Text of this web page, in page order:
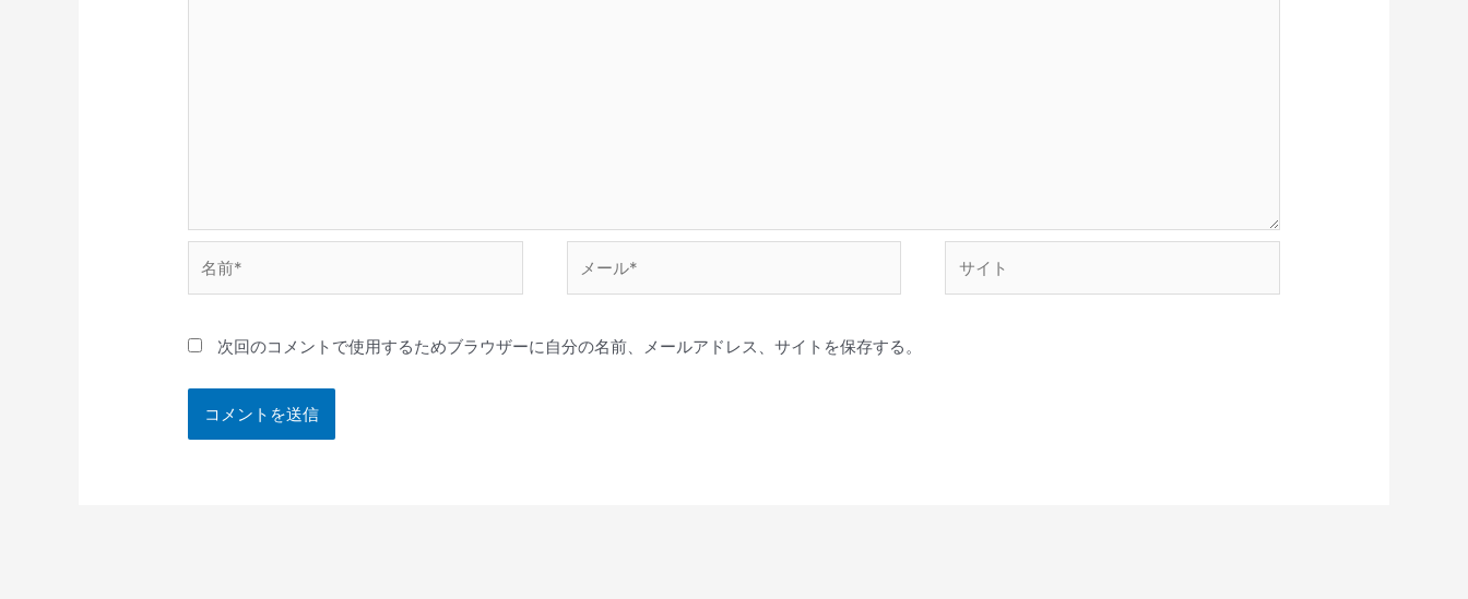
前
ー
次回のコメントで使用するためブラウザーに自分の名前、メールアドレス、サイトを保存する。